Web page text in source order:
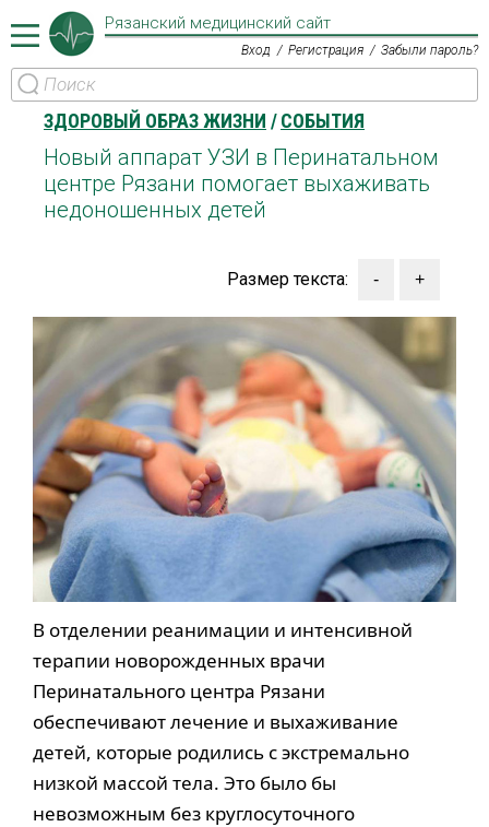
Рязанский медицинский сайт
Вход Регистрация Забыли пароль?
ЗДОРОВЫЙ ОБРАЗ ЖИЗНИ СОБЫТИЯ
Новый аппарат УЗИ в Перинатальном
центре Рязани помогает выхаживать
недоношенных детей
Размер текста:
В отделении реанимации и интенсивной
терапии новорожденных врачи
Перинатального центра Рязани
обеспечивают лечение и выхаживание
детей, которые родились с экстремально
низкой массой тела. Это было бы
невозможным без круглосуточного